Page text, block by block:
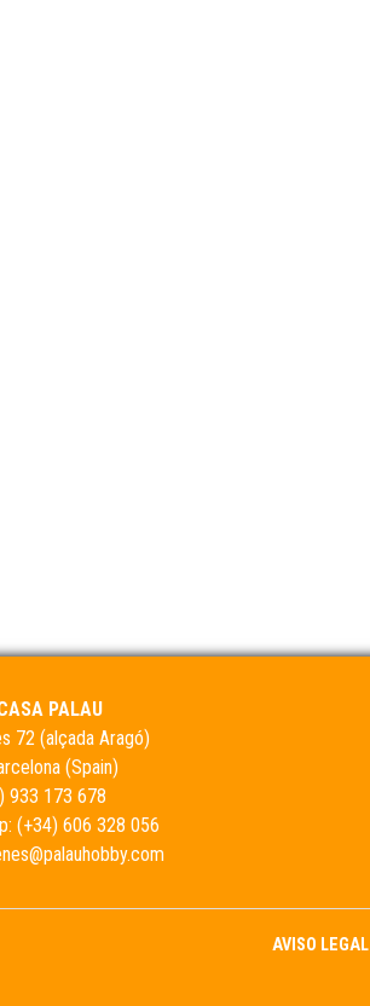
PALAU
72 (alçada Aragó)
(Spain)
933 173 678
(+34) 606 328 056
AVISO LEGAL